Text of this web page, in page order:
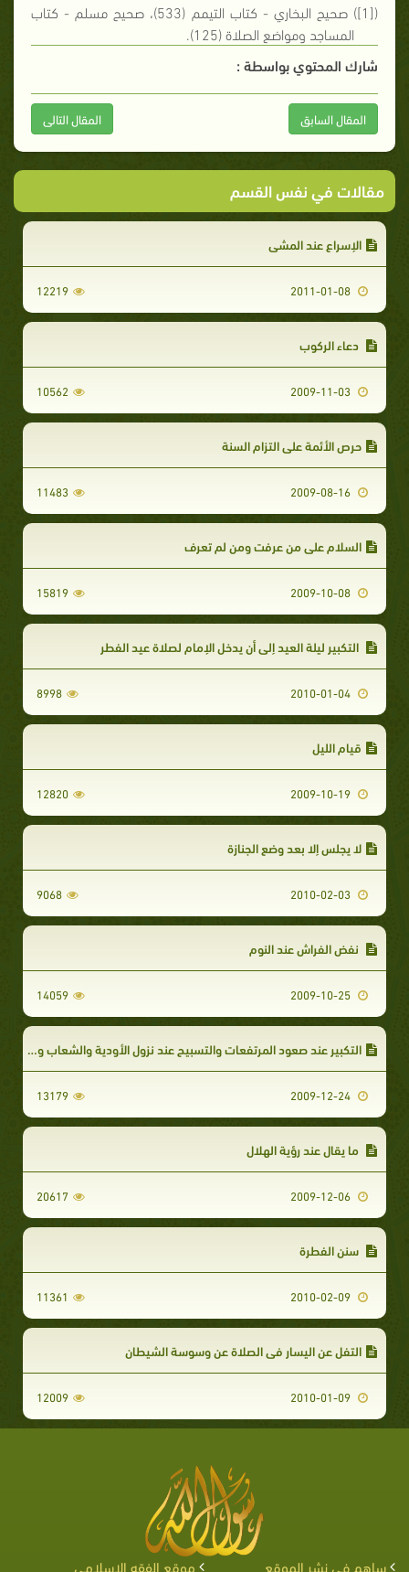
(
[1]
) صحيح البخاري - كتاب التيمم (533)، صحيح مسلم - كتاب
المساجد ومواضع الصلاة (125).
شارك المحتوي بواسطة :
المقال السابق المقال التالى
مقالات في نفس القسم
الإسراع عند المشي
12219
دعاء الركوب
10562
حرص الأئمة على التزام السنة
11483
السلام على من عرفت ومن لم تعرف
15819
التكبير ليلة العيد إلى أن يدخل الإمام لصلاة عيد الفطر
8998
قيام الليل
12820
لا يجلس إلا بعد وضع الجنازة
9068
نفض الفراش عند النوم
14059
التكبير عند صعود المرتفعات والتسبيح عند نزول الأودية والشعاب وذلك في السفر
13179
ما يقال عند رؤية الهلال
20617
سنن الفطرة
11361
التفل عن اليسار في الصلاة عن وسوسة الشيطان
12009
ساهم في نشر الموقع موقع الفقه الإسلامي